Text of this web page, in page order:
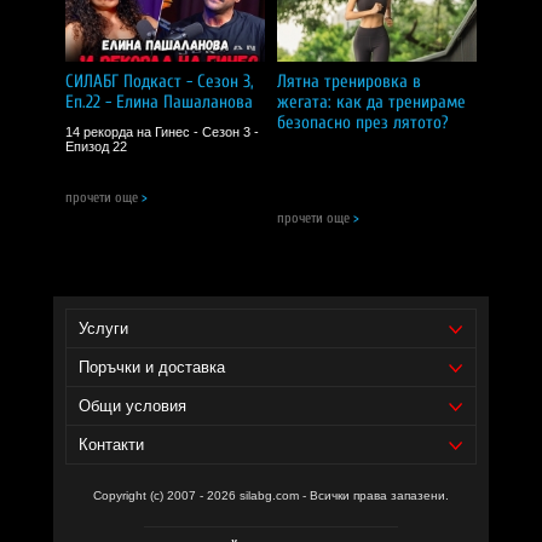
Продуктът не се препоръчва за деца, бременни жени,
кърмачки и хора с тежки заболявания без лекарско
предписание!
He cъдъpжa пшeницa, соя, глyтeн, млeчни пpoдyĸти или
ядĸи!
Състав:
съдържа хидроксипропилметилцелулоза
СИЛАБГ Подкаст - Сезон 3,
Еп.22 - Елина Пашаланова
14 рекорда на Гинес - Сезон 3 -
Епизод 22
прочети още >
Лятна тренировка в
жегата: как да тренираме
безопасно през лятото?
прочети още >
Услуги
Поръчки и доставка
Общи условия
Контакти
Copyright (c) 2007 - 2026 silabg.com - Всички права запазени.